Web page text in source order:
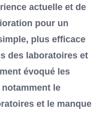
actuelle et de
pour un
plus efficace
des laboratoires et
évoqué les
le
et le manque